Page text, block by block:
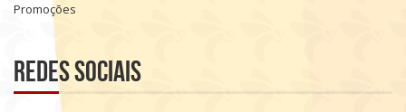
Promoções
Redes sociais